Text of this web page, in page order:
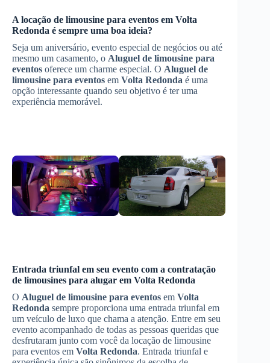
A locação de limousine para eventos em Volta
Redonda é sempre uma boa ideia?
Seja um aniversário, evento especial de negócios ou até
mesmo um casamento, o Aluguel de limousine para
eventos oferece um charme especial. O Aluguel de
limousine para eventos em Volta Redonda é uma
opção interessante quando seu objetivo é ter uma
experiência memorável.
Entrada triunfal em seu evento com a contratação
de limousines para alugar em Volta Redonda
O Aluguel de limousine para eventos em Volta
Redonda sempre proporciona uma entrada triunfal em
um veículo de luxo que chama a atenção. Entre em seu
evento acompanhado de todas as pessoas queridas que
desfrutaram junto com você da locação de limousine
para eventos em Volta Redonda. Entrada triunfal e